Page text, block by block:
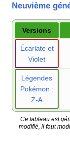
Neuvième
Versions
Écarlate et
Violet
Légendes
Pokémon :
Z-A
Ce tableau est
modifié, il faut